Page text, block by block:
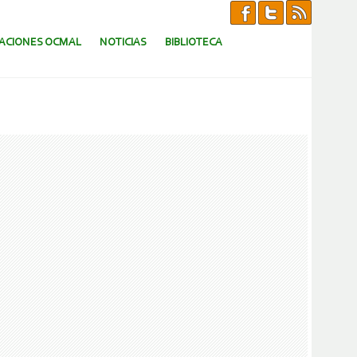
OCMAL NOTICIAS BIBLIOTECA